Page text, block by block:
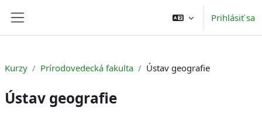
Prihlásiť sa
Kurzy Prírodovedecká fakulta Ústav geografie
Ústav geografie